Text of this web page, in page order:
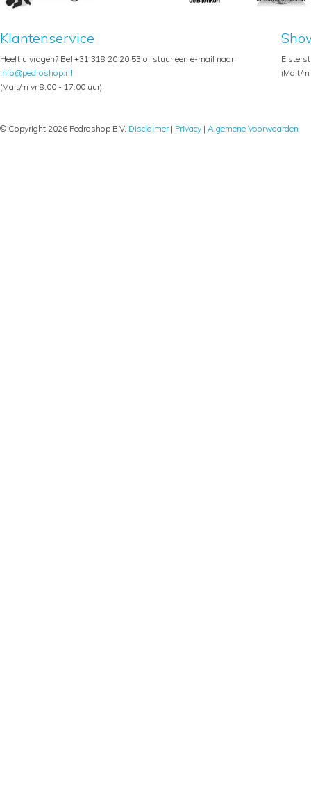
Klantenservice
Heeft u vragen? Bel +31 318 20 20 53 of stuur een e-mail naar
info@pedroshop.nl
(Ma t/m vr 8.00 - 17.00 uur)
(Ma t/
© Copyright 2026 Pedroshop B.V. Disclaimer| Privacy | Algemene Voorwaarden